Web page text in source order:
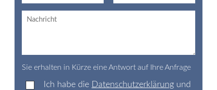
Sie erhalten in Kürze eine Antwort auf Ihre Anfrage
Ich habe die Datenschutzerklärung und